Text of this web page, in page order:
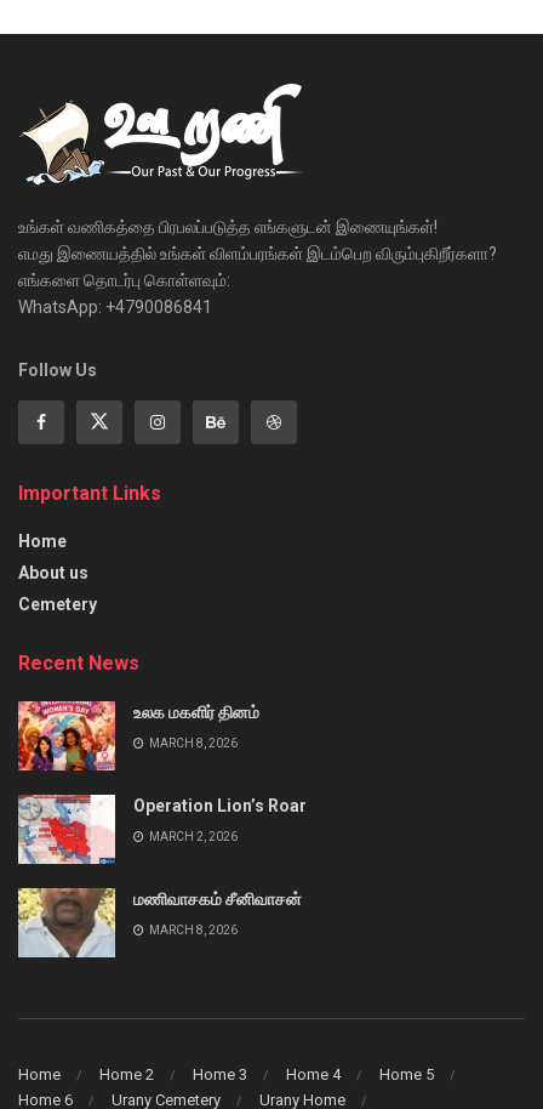
உங்கள் வணிகத்தை பிரபலப்படுத்த எங்களுடன் இணையுங்கள்!
எமது இணையத்தில் உங்கள் விளம்பரங்கள் இடம்பெற விரும்புகிறீர்களா?
எங்களை தொடர்பு கொள்ளவும்:
WhatsApp: +4790086841
Follow Us
Important Links
Home
About us
Cemetery
Recent News
உலக மகளிர் தினம்
MARCH 8, 2026
Operation Lion’s Roar
MARCH 2, 2026
மணிவாசகம் சீனிவாசன்
MARCH 8, 2026
Home Home 2 Home 3 Home 4
Home 5
Home 6
Urany Cemetery Urany Home